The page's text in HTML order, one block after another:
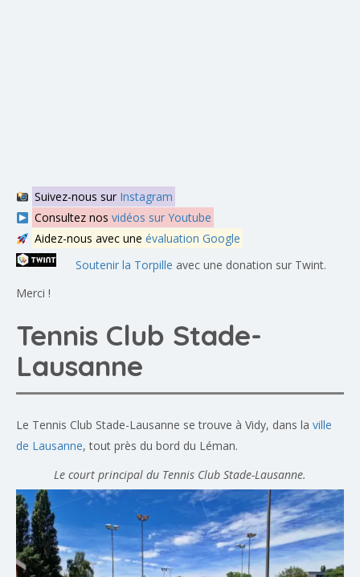
Suivez-nous sur Instagram
Consultez nos vidéos sur Youtube
Aidez-nous avec une évaluation Google
Soutenir la Torpille avec une donation sur Twint.
Merci !
Tennis Club Stade-
Lausanne
Le Tennis Club Stade-Lausanne se trouve à Vidy, dans la ville
de Lausanne, tout près du bord du Léman.
Le court principal du Tennis Club Stade-Lausanne.